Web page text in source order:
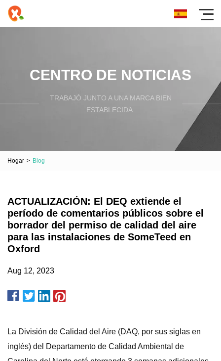
CENTRO DE NOTICIAS
TRABAJÓ JUNTO A UNA MARCA BIEN
ESTABLECIDA.
Hogar > Blog
ACTUALIZACIÓN: El DEQ extiende el
período de comentarios públicos sobre el
borrador del permiso de calidad del aire
para las instalaciones de SomeTeed en
Oxford
Aug 12, 2023
La División de Calidad del Aire (DAQ, por sus siglas en
inglés) del Departamento de Calidad Ambiental de